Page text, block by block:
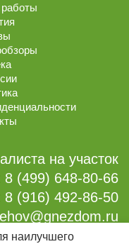
на участок
8 (499) 648-80-66
8 (916) 492-86-50
наилучшего